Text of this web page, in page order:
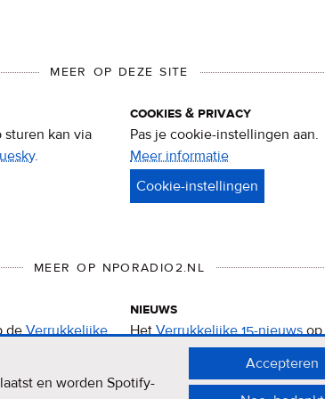
MEER OP DEZE SITE
sturen kan via
.
cookies & privacy
Pas je cookie-instellingen aan.
Meer informatie
&
MEER OP NPORADIO2.NL
deVerrukkelijke
nieuws
HetVerrukkelijke 15-nieuwsop
de NPO Radio 2-website.
en worden Spotify-
Accepteren